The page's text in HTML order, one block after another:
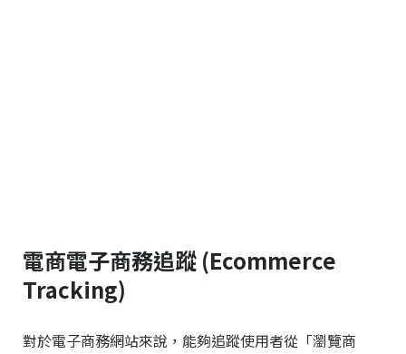
電商電子商務追蹤 (Ecommerce
Tracking)
對於電子商務網站來說，能夠追蹤使用者從「瀏覽商